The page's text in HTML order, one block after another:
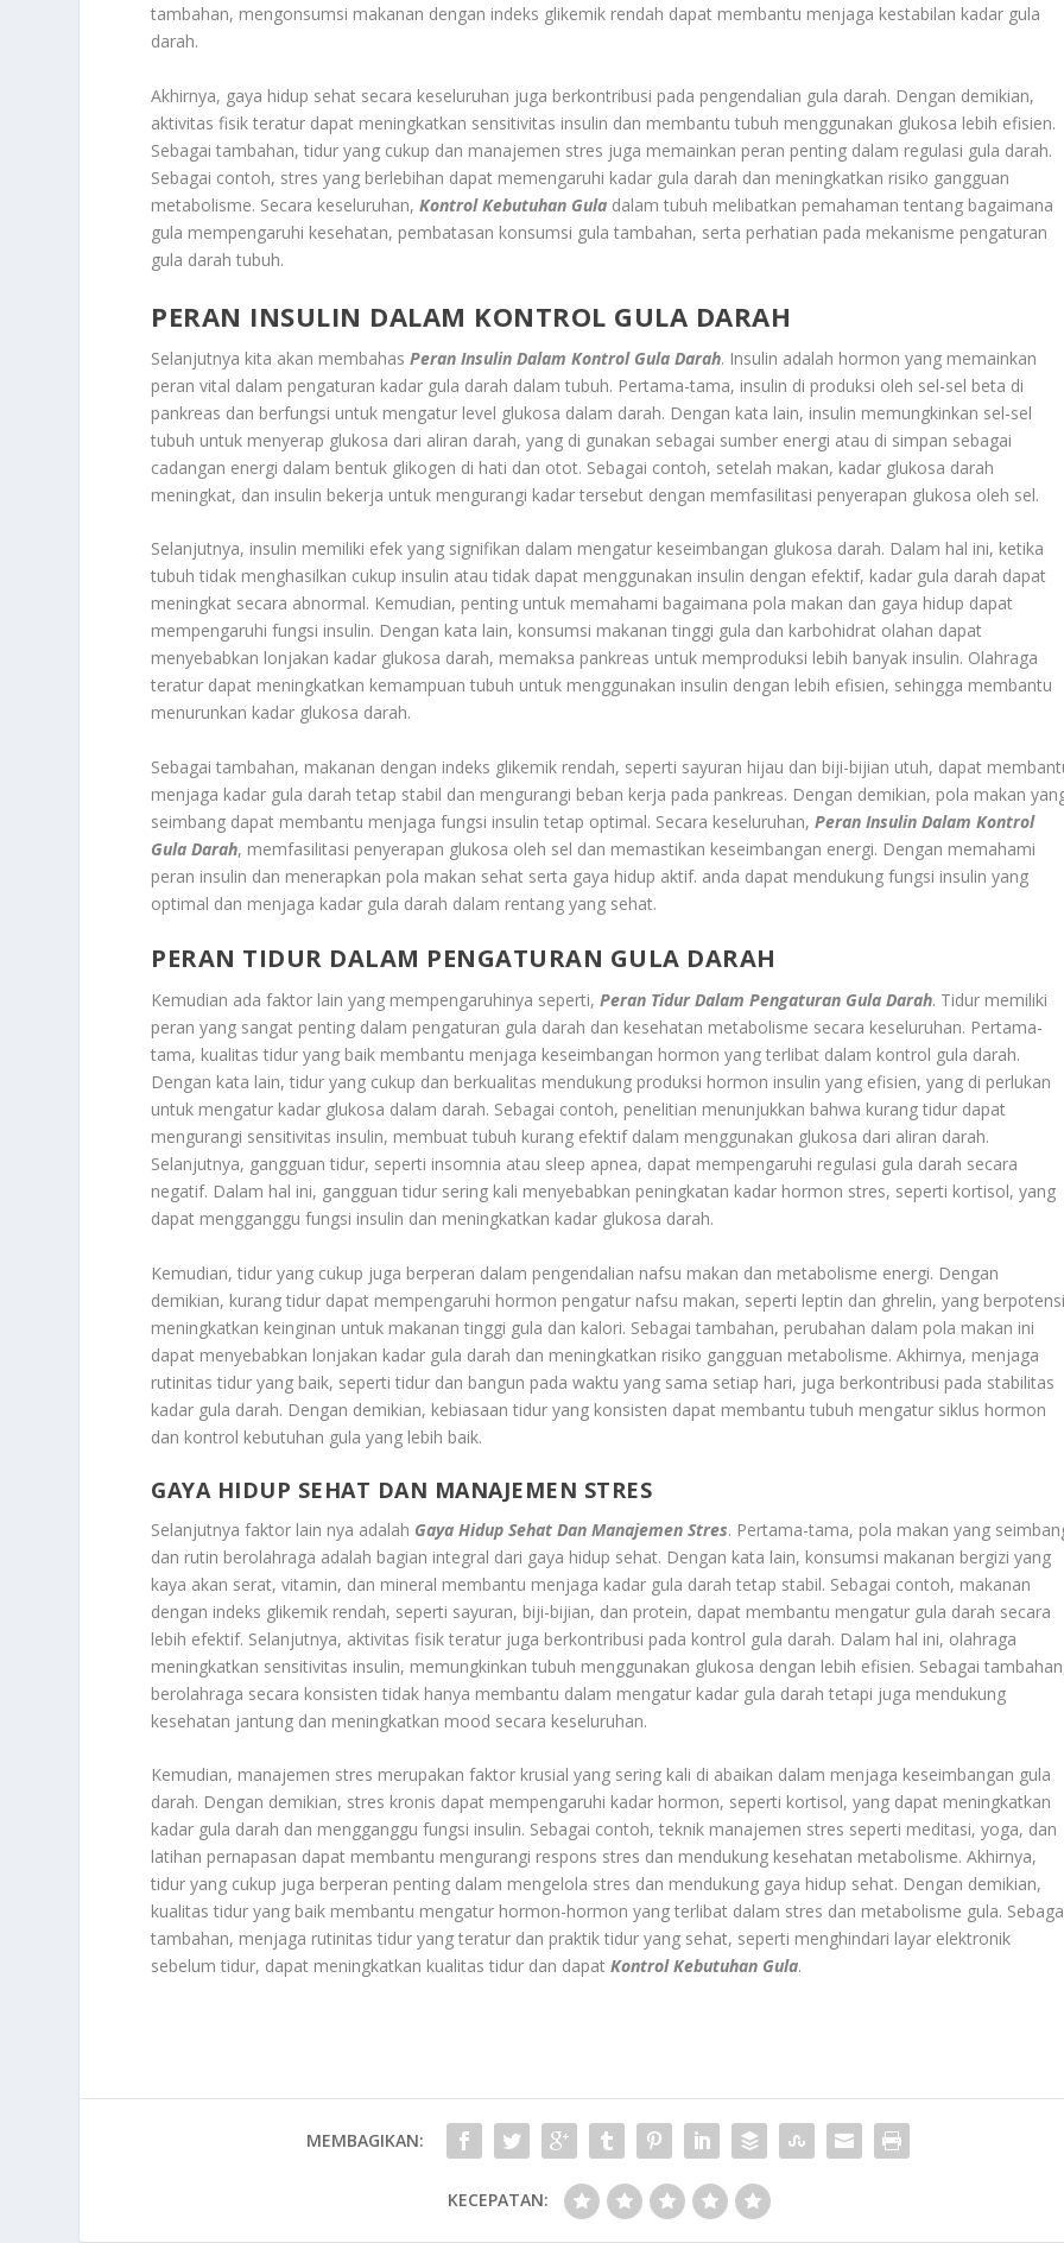
tambahan, mengonsumsi makanan dengan indeks glikemik rendah dapat membantu menjaga kestabilan kadar gula
darah.
Akhirnya, gaya hidup sehat secara keseluruhan juga berkontribusi pada pengendalian gula darah. Dengan demikian,
aktivitas fisik teratur dapat meningkatkan sensitivitas insulin dan membantu tubuh menggunakan glukosa lebih efisien.
Sebagai tambahan, tidur yang cukup dan manajemen stres juga memainkan peran penting dalam regulasi gula darah.
Sebagai contoh, stres yang berlebihan dapat memengaruhi kadar gula darah dan meningkatkan risiko gangguan
metabolisme. Secara keseluruhan,Kontrol Kebutuhan Gula dalam tubuh melibatkan pemahaman tentang bagaimana
gula mempengaruhi kesehatan, pembatasan konsumsi gula tambahan, serta perhatian pada mekanisme pengaturan
gula darah tubuh.
PERAN INSULIN DALAM KONTROL GULA DARAH
Selanjutnya kita akan membahasPeran Insulin Dalam Kontrol Gula Darah. Insulin adalah hormon yang memainkan
peran vital dalam pengaturan kadar gula darah dalam tubuh. Pertama-tama, insulin di produksi oleh sel-sel beta di
pankreas dan berfungsi untuk mengatur level glukosa dalam darah. Dengan kata lain, insulin memungkinkan sel-sel
tubuh untuk menyerap glukosa dari aliran darah, yang di gunakan sebagai sumber energi atau di simpan sebagai
cadangan energi dalam bentuk glikogen di hati dan otot. Sebagai contoh, setelah makan, kadar glukosa darah
meningkat, dan insulin bekerja untuk mengurangi kadar tersebut dengan memfasilitasi penyerapan glukosa oleh sel.
Selanjutnya, insulin memiliki efek yang signifikan dalam mengatur keseimbangan glukosa darah. Dalam hal ini, ketika
tubuh tidak menghasilkan cukup insulin atau tidak dapat menggunakan insulin dengan efektif, kadar gula darah dapat
meningkat secara abnormal. Kemudian, penting untuk memahami bagaimana pola makan dan gaya hidup dapat
mempengaruhi fungsi insulin. Dengan kata lain, konsumsi makanan tinggi gula dan karbohidrat olahan dapat
menyebabkan lonjakan kadar glukosa darah, memaksa pankreas untuk memproduksi lebih banyak insulin. Olahraga
teratur dapat meningkatkan kemampuan tubuh untuk menggunakan insulin dengan lebih efisien, sehingga membantu
menurunkan kadar glukosa darah.
Sebagai tambahan, makanan dengan indeks glikemik rendah, seperti sayuran hijau dan biji-bijian utuh, dapat
menjaga kadar gula darah tetap stabil dan mengurangi beban kerja pada pankreas. Dengan demikian, pola makan
seimbang dapat membantu menjaga fungsi insulin tetap optimal. Secara keseluruhan,Peran Insulin Dalam Kontrol
Gula Darah, memfasilitasi penyerapan glukosa oleh sel dan memastikan keseimbangan energi. Dengan memahami
peran insulin dan menerapkan pola makan sehat serta gaya hidup aktif. anda dapat mendukung fungsi insulin yang
optimal dan menjaga kadar gula darah dalam rentang yang sehat.
PERAN TIDUR DALAM PENGATURAN GULA DARAH
Kemudian ada faktor lain yang mempengaruhinya seperti,Peran Tidur Dalam Pengaturan Gula Darah. Tidur memiliki
peran yang sangat penting dalam pengaturan gula darah dan kesehatan metabolisme secara keseluruhan. Pertama-
tama, kualitas tidur yang baik membantu menjaga keseimbangan hormon yang terlibat dalam kontrol gula darah.
Dengan kata lain, tidur yang cukup dan berkualitas mendukung produksi hormon insulin yang efisien, yang di perlukan
untuk mengatur kadar glukosa dalam darah. Sebagai contoh, penelitian menunjukkan bahwa kurang tidur dapat
mengurangi sensitivitas insulin, membuat tubuh kurang efektif dalam menggunakan glukosa dari aliran darah.
Selanjutnya, gangguan tidur, seperti insomnia atau sleep apnea, dapat mempengaruhi regulasi gula darah secara
negatif. Dalam hal ini, gangguan tidur sering kali menyebabkan peningkatan kadar hormon stres, seperti kortisol, yang
dapat mengganggu fungsi insulin dan meningkatkan kadar glukosa darah.
Kemudian, tidur yang cukup juga berperan dalam pengendalian nafsu makan dan metabolisme energi. Dengan
demikian, kurang tidur dapat mempengaruhi hormon pengatur nafsu makan, seperti leptin dan ghrelin, yang
meningkatkan keinginan untuk makanan tinggi gula dan kalori. Sebagai tambahan, perubahan dalam pola makan ini
dapat menyebabkan lonjakan kadar gula darah dan meningkatkan risiko gangguan metabolisme. Akhirnya, menjaga
rutinitas tidur yang baik, seperti tidur dan bangun pada waktu yang sama setiap hari, juga berkontribusi pada stabilitas
kadar gula darah. Dengan demikian, kebiasaan tidur yang konsisten dapat membantu tubuh mengatur siklus hormon
dan kontrol kebutuhan gula yang lebih baik.
GAYA HIDUP SEHAT DAN MANAJEMEN STRES
Selanjutnya faktor lain nya adalah Gaya Hidup Sehat Dan Manajemen Stres. Pertama-tama, pola makan yang
dan rutin berolahraga adalah bagian integral dari gaya hidup sehat. Dengan kata lain, konsumsi makanan bergizi yang
kaya akan serat, vitamin, dan mineral membantu menjaga kadar gula darah tetap stabil. Sebagai contoh, makanan
dengan indeks glikemik rendah, seperti sayuran, biji-bijian, dan protein, dapat membantu mengatur gula darah secara
lebih efektif. Selanjutnya, aktivitas fisik teratur juga berkontribusi pada kontrol gula darah. Dalam hal ini, olahraga
meningkatkan sensitivitas insulin, memungkinkan tubuh menggunakan glukosa dengan lebih efisien. Sebagai
berolahraga secara konsisten tidak hanya membantu dalam mengatur kadar gula darah tetapi juga mendukung
kesehatan jantung dan meningkatkan mood secara keseluruhan.
Kemudian, manajemen stres merupakan faktor krusial yang sering kali di abaikan dalam menjaga keseimbangan gula
darah. Dengan demikian, stres kronis dapat mempengaruhi kadar hormon, seperti kortisol, yang dapat meningkatkan
kadar gula darah dan mengganggu fungsi insulin. Sebagai contoh, teknik manajemen stres seperti meditasi, yoga, dan
latihan pernapasan dapat membantu mengurangi respons stres dan mendukung kesehatan metabolisme. Akhirnya,
tidur yang cukup juga berperan penting dalam mengelola stres dan mendukung gaya hidup sehat. Dengan demikian,
kualitas tidur yang baik membantu mengatur hormon-hormon yang terlibat dalam stres dan metabolisme gula.
tambahan, menjaga rutinitas tidur yang teratur dan praktik tidur yang sehat, seperti menghindari layar elektronik
sebelum tidur, dapat meningkatkan kualitas tidur dan dapatKontrol Kebutuhan Gula.
MEMBAGIKAN:
KECEPATAN: